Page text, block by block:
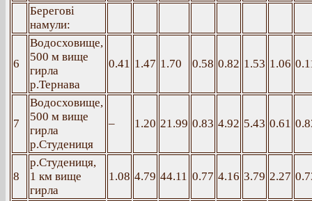
Берегові
намули:
6
Водосховище,
500 м вище
гирла
р.Тернава
0.41 1.47 1.70 0.58 0.82 1.53 1.06
7
Водосховище,
500 м вище
гирла
р.Студениця
– 1.20 21.99 0.83 4.92 5.43 0.61
8
р.Студениця,
1 км вище
гирла
1.08 4.79 44.11 0.77 4.16 3.79 2.27